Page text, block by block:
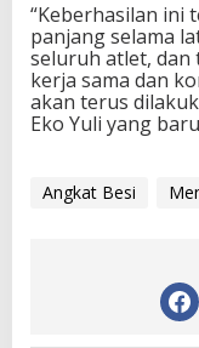
“Keberhasilan ini
panjang selama
seluruh atlet, dan
kerja sama dan
akan terus
Eko Yuli yang
Angkat Besi